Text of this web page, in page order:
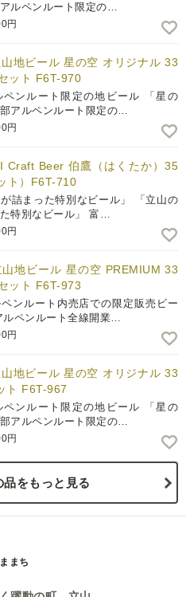
ルペンルート限定の…
円
地ビール 星の空 オリジナル 33
ット F6T-970
ペンルート限定の地ビール 「星の
アルペンルート限定の…
円
Craft Beer 伯鷹（はくたか）35
ト）F6T-710
が詰まった特別なビール」 「立山の
特別なビール」 富…
円
地ビール 星の空 PREMIUM 33
ット F6T-973
ンルート内売店での限定販売ビー
ルペンルート全線開業…
円
地ビール 星の空 オリジナル 33
ト F6T-967
ペンルート限定の地ビール 「星の
アルペンルート限定の…
円
をもっと見る
まち